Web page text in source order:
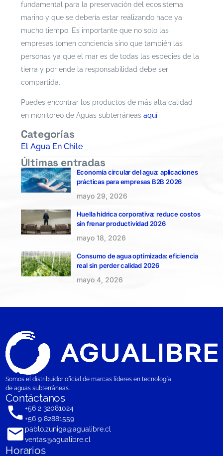
fundamental para la preservación del ecosistema
marino y que se debería estar realizando hace ya
mucho tiempo. Es importante que no solo las
empresas tomen conciencia sino que también las
personas ya que el mar es de todas las especies de la
tierra y por ende la responsabilidad debe ser
compartida.
Puedes encontrar los productos de más alta calidad
en monitoreo de Aguas subterráneas aquí
Categorías
El Agua En Chile
Últimas entradas
Economía circular del agua: aplicaciones
prácticas para empresas B2B 2026
mayo 29, 2026
Huella hídrica corporativa: reduce costos
sin frenar productividad 2026
mayo 18, 2026
Consumo de agua optimizada: eficiencia
real sin perder calidad 2026
mayo 4, 2026
Somos el distribuidor oficial de marcas líderes en tecnología
de aguas subterráneas.
Contáctanos
+56 2 32081024
+56 9 82881559
pablo.zuniga@agualibre.cl
ventas@agualibre.cl
Horarios